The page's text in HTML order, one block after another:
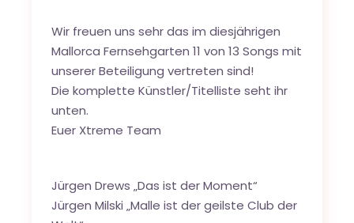
Wir freuen uns sehr das im diesjährigen
Mallorca Fernsehgarten 11 von 13 Songs mit
unserer Beteiligung vertreten sind!
Die komplette Künstler/Titelliste seht ihr
unten.
Euer Xtreme Team
Jürgen Drews „Das ist der Moment“
Jürgen Milski „Malle ist der geilste Club der